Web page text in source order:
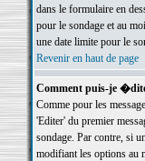
dans le formulaire en
pour le sondage et au
une date limite pour le
Revenir en haut de page
Comment puis-je
Comme pour les
'Editer' du premier
sondage. Par contre, si
modifiant les options au